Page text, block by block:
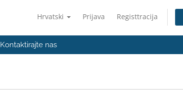
Hrvatski Prijava Registtracija
Kontaktirajte nas